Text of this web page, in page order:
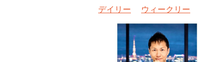
デイリー
ウィークリー